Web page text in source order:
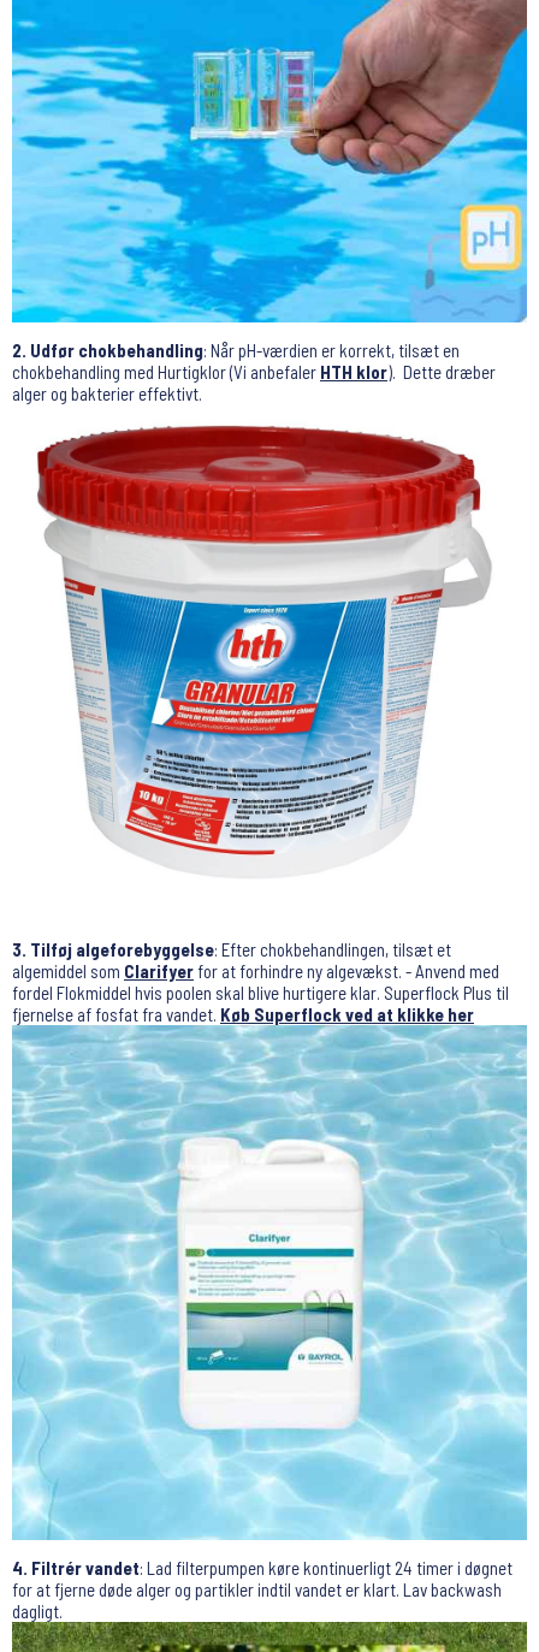
2. Udfør chokbehandling: Når pH-værdien er korrekt, tilsæt en
chokbehandling med Hurtigklor (Vi anbefaler HTH klor). Dette dræber
alger og bakterier effektivt.
3. Tilføj algeforebyggelse: Efter chokbehandlingen, tilsæt et
algemiddel som Clarifyer for at forhindre ny algevækst. - Anvend med
fordel Flokmiddel hvis poolen skal blive hurtigere klar. Superflock Plus til
fjernelse af fosfat fra vandet. Køb Superflock ved at klikke her
4. Filtrér vandet: Lad filterpumpen køre kontinuerligt 24 timer i døgnet
for at fjerne døde alger og partikler indtil vandet er klart. Lav backwash
dagligt.